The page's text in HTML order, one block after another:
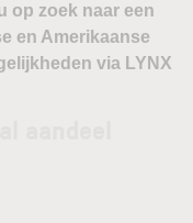
op zoek naar een
en Amerikaanse
via LYNX